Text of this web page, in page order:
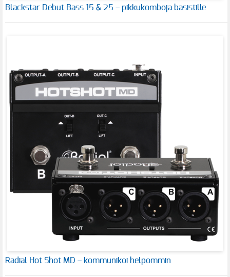
Blackstar Debut Bass 15 & 25 – pikkukomboja basistille
Radial Hot Shot MD – kommunikoi helpommin